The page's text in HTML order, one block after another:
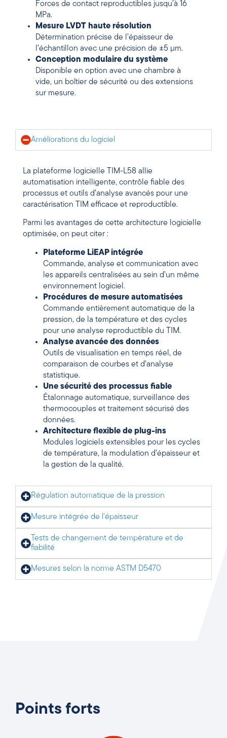
Forces de contact reproductibles jusqu’à 16
MPa.
Mesure LVDT haute résolution
Détermination précise de l’épaisseur de
l’échantillon avec une précision de ±5 µm.
Conception modulaire du système
Disponible en option avec une chambre à
vide, un boîtier de sécurité ou des extensions
sur mesure.
Améliorations du logiciel
La plateforme logicielle TIM-L58 allie
automatisation intelligente, contrôle fiable des
processus et outils d’analyse avancés pour une
caractérisation TIM efficace et reproductible.
Parmi les avantages de cette architecture logicielle
optimisée, on peut citer :
Plateforme LiEAP intégrée
Commande, analyse et communication avec
les appareils centralisées au sein d’un même
environnement logiciel.
Procédures de mesure automatisées
Commande entièrement automatique de la
pression, de la température et des cycles
pour une analyse reproductible du TIM.
Analyse avancée des données
Outils de visualisation en temps réel, de
comparaison de courbes et d’analyse
statistique.
Une sécurité des processus fiable
Étalonnage automatique, surveillance des
thermocouples et traitement sécurisé des
données.
Architecture flexible de plug-ins
Modules logiciels extensibles pour les cycles
de température, la modulation d’épaisseur et
la gestion de la qualité.
Régulation automatique de la pression
Mesure intégrée de l'épaisseur
Tests de changement de température et de
fiabilité
Mesures selon la norme ASTM D5470
Points forts